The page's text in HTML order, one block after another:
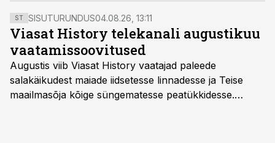
ST SISUTURUNDUS04.08.26, 13:11
Viasat History telekanali augustikuu
vaatamissoovitused
Augustis viib Viasat History vaatajad paleede
salakäikudest maiade iidsetesse linnadesse ja Teise
maailmasõja kõige süngematesse peatükkidesse.